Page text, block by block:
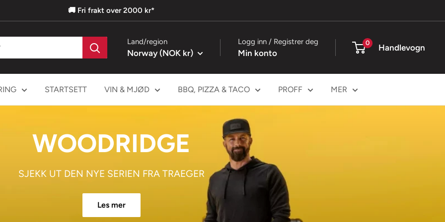
🚚 Fri frakt over 2000 kr*
Land/region
Norway (NOK kr)
Logg inn / Registrer deg
Min konto
0 Handlevogn
STARTSETT VIN & MJØD BBQ, PIZZA & TACO PROFF MER
UP YOUR DRINK